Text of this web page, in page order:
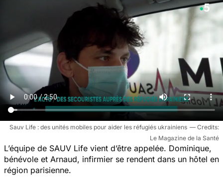
Sauv Life : des unités mobiles pour aider les réfugiés ukrainiens
Le Magazine de la Santé
L’équipe de SAUV Life vient d’être appelée. Dominique,
bénévole et Arnaud, infirmier se rendent dans un hôtel en
région parisienne.